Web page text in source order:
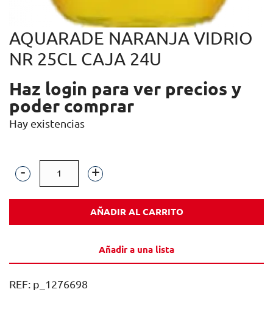
AQUARADE NARANJA VIDRIO
NR 25CL CAJA 24U
Haz login para ver precios y
poder comprar
Hay existencias
AQUARADE
NARANJA
24U
AÑADIR AL CARRITO
Añadir a una lista
REF: p_1276698